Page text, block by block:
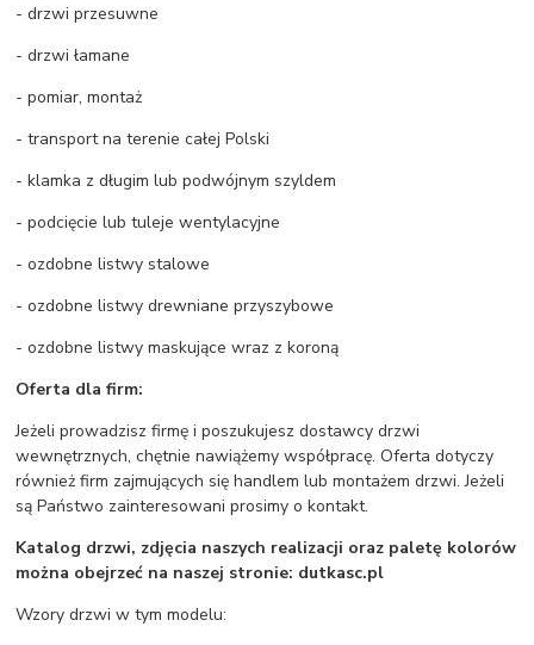
- drzwi przesuwne
- drzwi łamane
- pomiar, montaż
- transport na terenie całej Polski
- klamka z długim lub podwójnym szyldem
- podcięcie lub tuleje wentylacyjne
- ozdobne listwy stalowe
- ozdobne listwy drewniane przyszybowe
- ozdobne listwy maskujące wraz z koroną
Oferta dla firm:
Jeżeli prowadzisz firmę i poszukujesz dostawcy drzwi
wewnętrznych, chętnie nawiążemy współpracę. Oferta dotyczy
również firm zajmujących się handlem lub montażem drzwi. Jeżeli
są Państwo zainteresowani prosimy o kontakt.
Katalog drzwi, zdjęcia naszych realizacji oraz paletę kolorów
można obejrzeć na naszej stronie: dutkasc.pl
Wzory drzwi w tym modelu: